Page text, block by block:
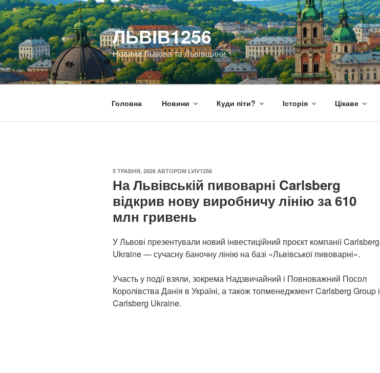
Перейти
до
вмісту
ЛЬВІВ1256
Новини Львова та Львівщини
Головна Новини Куди піти? Історія Цікаве
ОПУБЛІКОВАНО
5 ТРАВНЯ, 2026 АВТОРОМ LVIV1256
На Львівській пивоварні Carlsberg
відкрив нову виробничу лінію за 610
млн гривень
У Львові презентували новий інвестиційний проєкт компанії Carlsberg
Ukraine — сучасну баночну лінію на базі «Львівської пивоварні».
Участь у події взяли, зокрема Надзвичайний і Повноважний Посол
Королівства Данія в Україні, а також топменеджмент Carlsberg Group і
Carlsberg Ukraine.